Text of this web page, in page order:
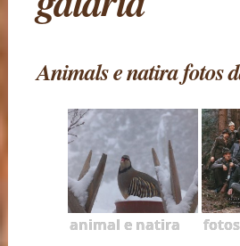
Animals e natira fotos
animal e natira